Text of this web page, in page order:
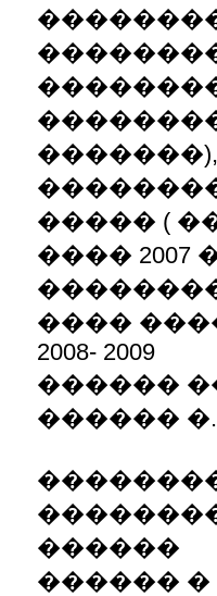
����� (
����
����
2008- 2009
������
������
������
������ �